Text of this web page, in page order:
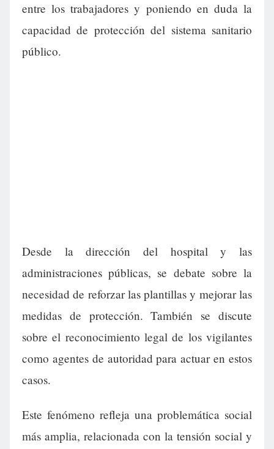
entre los trabajadores y poniendo en duda la
capacidad de protección del sistema sanitario
público.
Desde la dirección del hospital y las
administraciones públicas, se debate sobre la
necesidad de reforzar las plantillas y mejorar las
medidas de protección. También se discute
sobre el reconocimiento legal de los vigilantes
como agentes de autoridad para actuar en estos
casos.
Este fenómeno refleja una problemática social
más amplia, relacionada con la tensión social y